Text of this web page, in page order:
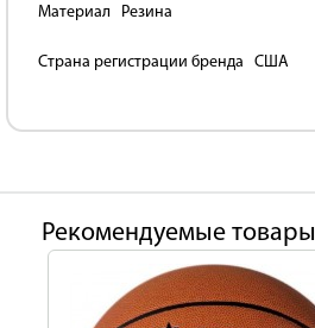
Материал Резина
Страна регистрации бренда США
Рекомендуемые товары